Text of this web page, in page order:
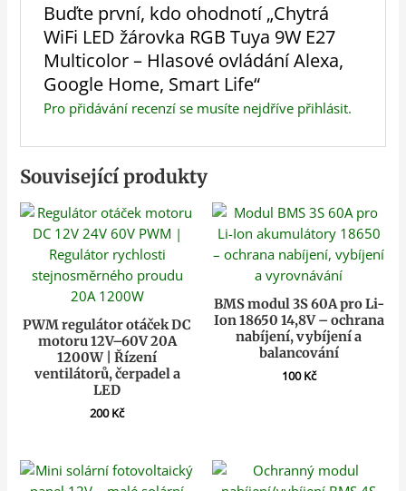
Buďte první, kdo ohodnotí „Chytrá
WiFi LED žárovka RGB Tuya 9W E27
Multicolor – Hlasové ovládání Alexa,
Google Home, Smart Life“
Pro přidávání recenzí se musíte nejdříve přihlásit.
Související produkty
PWM regulátor otáček DC
motoru 12V–60V 20A
1200W | Řízení
ventilátorů, čerpadel a
LED
200Kč
BMS modul 3S 60A pro Li-
Ion 18650 14,8V – ochrana
nabíjení, vybíjení a
balancování
100Kč